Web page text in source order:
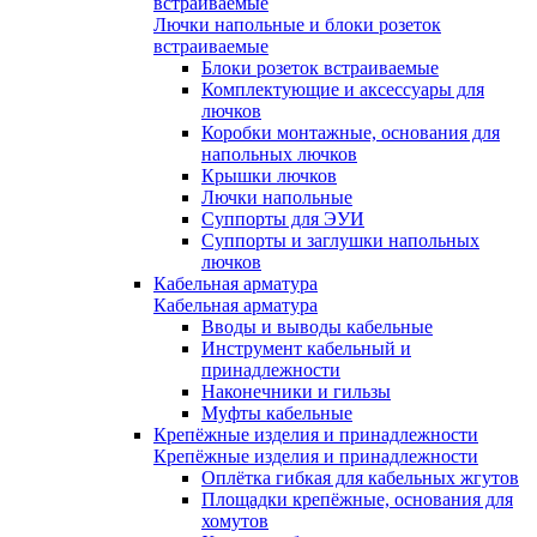
Лючки напольные и блоки розеток
встраиваемые
Блоки розеток встраиваемые
Комплектующие и аксессуары для
лючков
Коробки монтажные, основания для
напольных лючков
Крышки лючков
Лючки напольные
Суппорты для ЭУИ
Суппорты и заглушки напольных
лючков
Кабельная арматура
Кабельная арматура
Вводы и выводы кабельные
Инструмент кабельный и
принадлежности
Наконечники и гильзы
Муфты кабельные
Крепёжные изделия и принадлежности
Крепёжные изделия и принадлежности
Оплётка гибкая для кабельных жгутов
Площадки крепёжные, основания для
хомутов